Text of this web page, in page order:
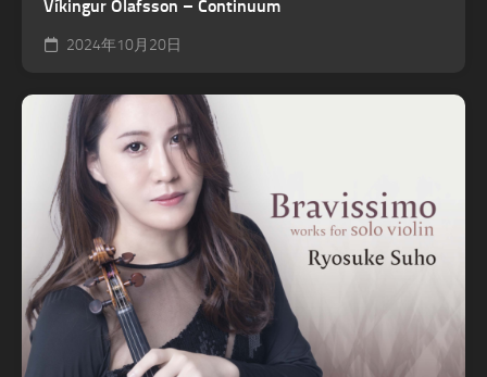
Víkingur Ólafsson – Continuum
2024年10月20日